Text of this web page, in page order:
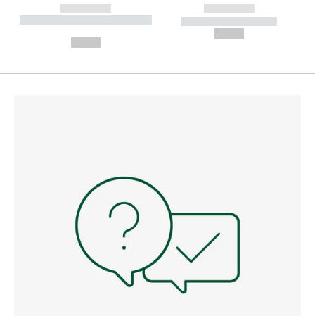
------------
----------- ----------- --------
------------
----------- -----------